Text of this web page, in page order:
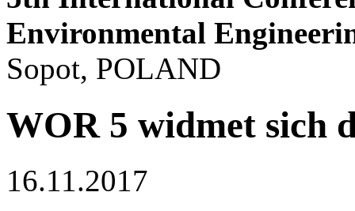
Environmental
Sopot, POLAND
WOR 5 widmet sich
16.11.2017